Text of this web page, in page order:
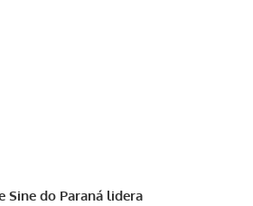
Sine do Paraná lidera